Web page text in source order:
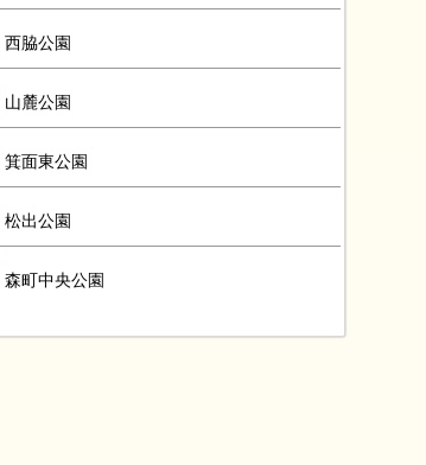
西脇公園
山麓公園
箕面東公園
松出公園
森町中央公園